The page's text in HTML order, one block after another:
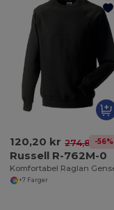
120,20 kr 274,85 kr
-56%
Russell R-762M-0
+7 Farger